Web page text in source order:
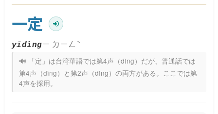
一定
yīdìngㄧ ㄉㄧㄥˋ
🔊 「定」は台湾華語では第4声（dìng）だが、普通話では
第4声（dìng）と第2声（dìng）の両方がある。ここでは第
4声を採用。